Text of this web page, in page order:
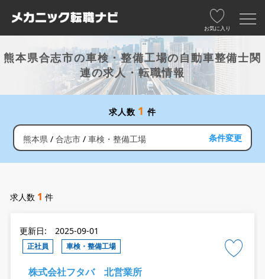
お気に入り
熊本県合志市の車検・整備工場の自動車整備士関
連の求人・転職情報
求人数 1 件
熊本県 合志市 車検・整備工場 条件変更
求人数 1 件
更新日: 2025-09-01
正社員 車検・整備工場
株式会社フタバ 北営業所